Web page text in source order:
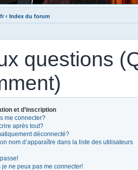
‹ Index du forum
questions
et d’inscription
me connecter?
après tout?
déconnecté?
nom d’apparaître dans la liste des utilisateurs
ne peux pas me connecter!